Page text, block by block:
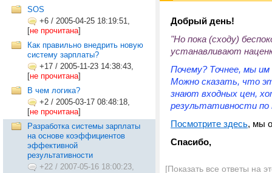
SOS
+6 / 2005-04-25 18:19:51,
[не прочитана]
Как правильно внедрить новую
систему зарплаты?
+17 / 2005-11-23 14:38:43,
[не прочитана]
В чем логика?
+2 / 2005-03-17 08:48:18,
[не прочитана]
Разработка системы зарплаты
на основе коэффициентов
эффективной
результативности
+22 / 2007-05-16 18:00:23,
Добрый день!
"Но пока (сходу)
устанавливают
Почему? Точнее, мы им
Можно сказать, что
знают входных цен,
результативности по
Посмотрите здесь, мы
Спасибо,
[Показать все ответы на